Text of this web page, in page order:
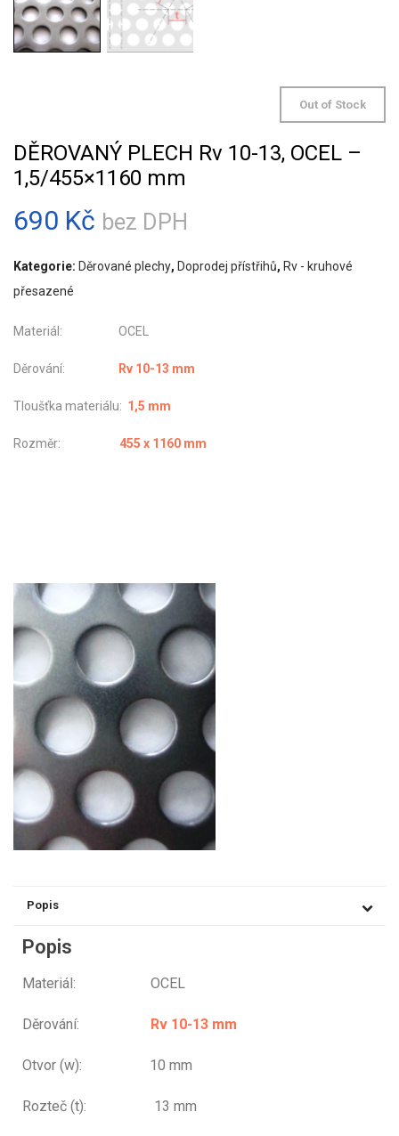
Out of Stock
DĚROVANÝ PLECH Rv 10-13, OCEL –
1,5/455×1160 mm
690 Kč bez DPH
Kategorie: Děrované plechy, Doprodej přístřihů, Rv - kruhové
přesazené
Materiál: OCEL
Děrování: Rv 10-13 mm
Tloušťka materiálu: 1,5 mm
Rozměr: 455 x 1160 mm
Popis
Popis
Materiál: OCEL
Děrování: Rv 10-13 mm
Otvor (w): 10 mm
Rozteč (t): 13 mm